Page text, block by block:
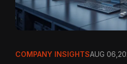
COMPANY INSIGHTSAUG